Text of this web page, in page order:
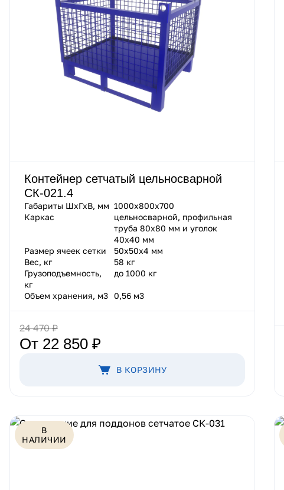
Контейнер сетчатый цельносварной
СК-021.4
Габариты ШхГхВ, мм 1000х800х700
Каркас
цельносварной, профильная
труба 80х80 мм и уголок
40х40 мм
Размер ячеек сетки
50х50х4 мм
Вес, кг
58 кг
Грузоподъемность,
кг
до 1000 кг
Объем хранения, м3 0,56 м3
24 470 ₽
От 22 850 ₽
В КОРЗИНУ
В
НАЛИЧИИ